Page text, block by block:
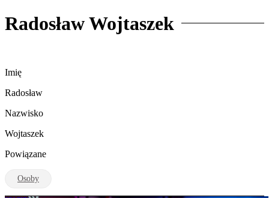
Radosław Wojtaszek
Imię
Radosław
Nazwisko
Wojtaszek
Powiązane
Osoby